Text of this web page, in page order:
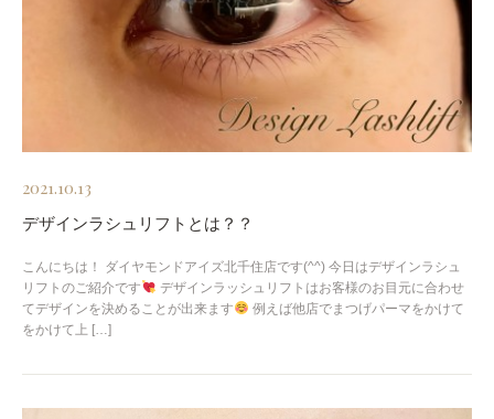
2021.10.13
デザインラシュリフトとは？？
こんにちは！ ダイヤモンドアイズ北千住店です(^^) 今日はデザインラシュ
リフトのご紹介です
デザインラッシュリフトはお客様のお目元に合わせ
てデザインを決めることが出来ます
例えば他店でまつげパーマをかけて
をかけて上 […]